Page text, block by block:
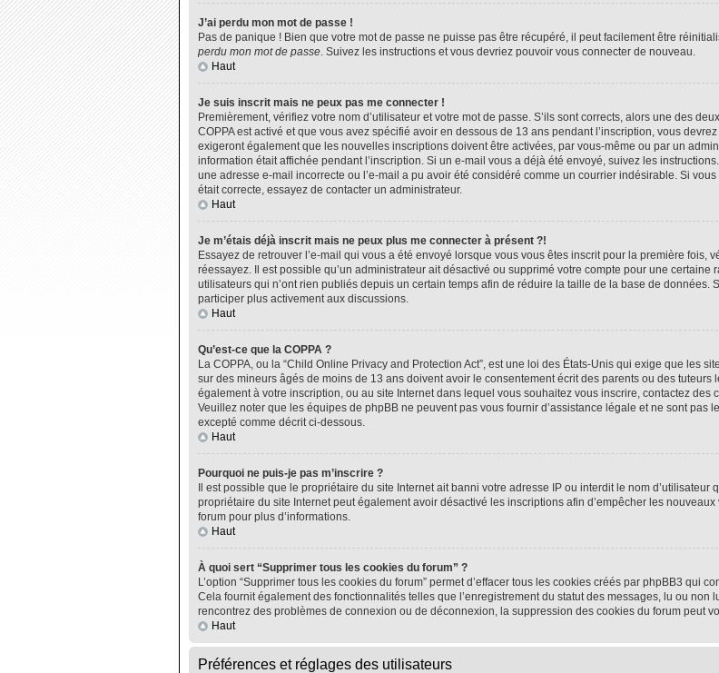
J’ai perdu mon mot de passe !
Pas de panique ! Bien que votre mot de passe ne puisse pas être récupéré, il peut facilement être
perdu mon mot de passe. Suivez les instructions et vous devriez pouvoir vous connecter de nouveau.
Haut
Je suis inscrit mais ne peux pas me connecter !
Premièrement, vérifiez votre nom d’utilisateur et votre mot de passe. S’ils sont corrects, alors une des
COPPA est activé et que vous avez spécifié avoir en dessous de 13 ans pendant l’inscription, vous
exigeront également que les nouvelles inscriptions doivent être activées, par vous-même ou par un
information était affichée pendant l’inscription. Si un e-mail vous a déjà été envoyé, suivez les
une adresse e-mail incorrecte ou l’e-mail a pu avoir été considéré comme un courrier indésirable. Si
était correcte, essayez de contacter un administrateur.
Haut
Je m’étais déjà inscrit mais ne peux plus me connecter à présent ?!
Essayez de retrouver l’e-mail qui vous a été envoyé lorsque vous vous êtes inscrit pour la première fois,
réessayez. Il est possible qu’un administrateur ait désactivé ou supprimé votre compte pour une
utilisateurs qui n’ont rien publiés depuis un certain temps afin de réduire la taille de la base de données.
participer plus activement aux discussions.
Haut
Qu’est-ce que la COPPA ?
La COPPA, ou la “Child Online Privacy and Protection Act”, est une loi des États-Unis qui exige que les
sur des mineurs âgés de moins de 13 ans doivent avoir le consentement écrit des parents ou des tuteurs
également à votre inscription, ou au site Internet dans lequel vous souhaitez vous inscrire, contactez
Veuillez noter que les équipes de phpBB ne peuvent pas vous fournir d’assistance légale et ne sont pas
excepté comme décrit ci-dessous.
Haut
Pourquoi ne puis-je pas m’inscrire ?
Il est possible que le propriétaire du site Internet ait banni votre adresse IP ou interdit le nom
propriétaire du site Internet peut également avoir désactivé les inscriptions afin d’empêcher les
forum pour plus d’informations.
Haut
À quoi sert “Supprimer tous les cookies du forum” ?
L’option “Supprimer tous les cookies du forum” permet d’effacer tous les cookies créés par phpBB3 qui
Cela fournit également des fonctionnalités telles que l’enregistrement du statut des messages, lu ou non
rencontrez des problèmes de connexion ou de déconnexion, la suppression des cookies du forum peut
Haut
Préférences et réglages des utilisateurs